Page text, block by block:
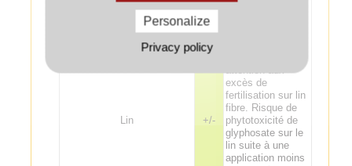
Lin +/-
excès de
fertilisation sur lin
fibre. Risque de
phytotoxicité de
glyphosate sur le
lin suite à une
application moins
Personalize
Privacy policy